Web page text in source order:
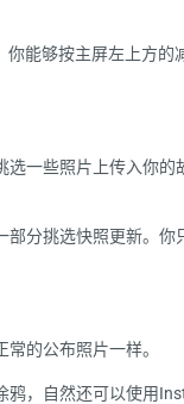
你能够按主屏左上方的
选一些照片 上传入你的
分挑选快照更新。 你
常的公布照片一样。
鸦，自然还可以使用